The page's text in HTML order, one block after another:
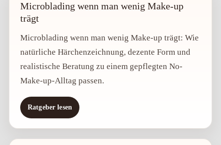
Microblading wenn man wenig Make-up
trägt
Microblading wenn man wenig Make-up trägt: Wie
natürliche Härchenzeichnung, dezente Form und
realistische Beratung zu einem gepflegten No-
Make-up-Alltag passen.
Ratgeber lesen